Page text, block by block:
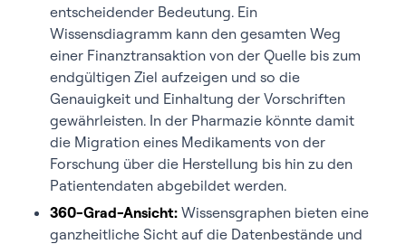
entscheidender Bedeutung. Ein
Wissensdiagramm kann den gesamten Weg
einer Finanztransaktion von der Quelle bis zum
endgültigen Ziel aufzeigen und so die
Genauigkeit und Einhaltung der Vorschriften
gewährleisten. In der Pharmazie könnte damit
die Migration eines Medikaments von der
Forschung über die Herstellung bis hin zu den
Patientendaten abgebildet werden.
360-Grad-Ansicht: Wissensgraphen bieten eine
ganzheitliche Sicht auf die Datenbestände und